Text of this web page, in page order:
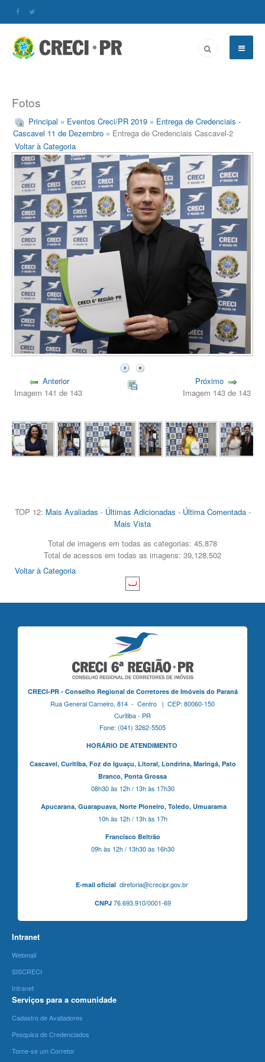
Fotos
Principal » Eventos Creci/PR 2019 » Entrega de Credenciais -
Cascavel 11 de Dezembro » Entrega de Credenciais Cascavel-2
Voltar à Categoria
Anterior
Imagem 141 de 143
Próximo
Imagem 143 de 143
TOP 12: Mais Avaliadas - Últimas Adicionadas - Última Comentada-
Mais Vista
Total de imagens em todas as categorias: 45,878
Total de acessos em todas as imagens: 39,128,502
Voltar à Categoria
CRECI-PR - Conselho Regional de Corretores de Imóveis do Paraná
Rua General Carneiro, 814 - Centro | CEP: 80060-150
Curitiba - PR
Fone: (041) 3262-5505
HORÁRIO DE ATENDIMENTO
Cascavel, Curitiba,Foz do Iguaçu, Litoral, Londrina, Maringá, Pato
Branco, Ponta Grossa
08h30 às 12h / 13h às 17h30
Apucarana, Guarapuava, Norte Pioneiro, Toledo, Umuarama
10h às 12h / 13h às 17h
Francisco Beltrão
09h às 12h / 13h30 às 16h30
E-mail oficialdiretoria@crecipr.gov.br
CNPJ76.693.910/0001-69
Intranet
Webmail
SISCRECI
Intranet
Serviços para a comunidade
Cadastro de Avaliadores
Pesquisa de Credenciados
Torne-se um Corretor